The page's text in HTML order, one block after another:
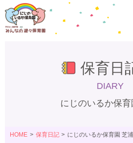
保育日
DIARY
にじのいるか保
HOME 保育日記 にじのいるか保育園 芝浦